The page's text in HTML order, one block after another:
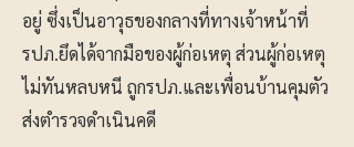
อยู่ ซึ่งเป็นอาวุธของกลางที่ทางเจ้าหน้าที่
รปภ.ยึดได้จากมือของผู้ก่อเหตุ ส่วนผู้ก่อเหตุ
ไม่ทันหลบหนี ถูกรปภ.และเพื่อนบ้านคุมตัว
ส่งตำรวจดำเนินคดี